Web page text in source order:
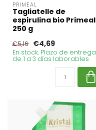
PRIMEAL
Tagliatelle de
espirulina bio Primeal
250 g
€5,16 €4,69
En stock. Plazo de entrega
de 1 a 3 días laborables